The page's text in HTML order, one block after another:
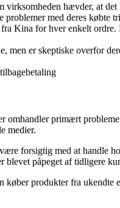
virksomheden hævder, at
med deres købte
Kina for hver enkelt ordre.
er skeptiske overfor
omhandler primært
medier.
forsigtig med at handle
påpeget af tidligere
køber produkter fra